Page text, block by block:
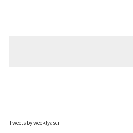
Tweets by weeklyascii